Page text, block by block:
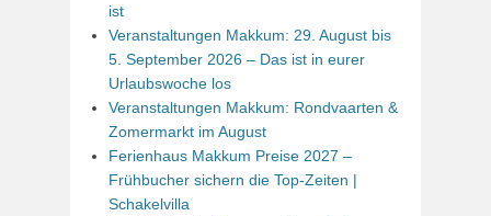
ist
Veranstaltungen Makkum: 29. August bis
5. September 2026 – Das ist in eurer
Urlaubswoche los
Veranstaltungen Makkum: Rondvaarten &
Zomermarkt im August
Ferienhaus Makkum Preise 2027 –
Frühbucher sichern die Top-Zeiten |
Schakelvilla